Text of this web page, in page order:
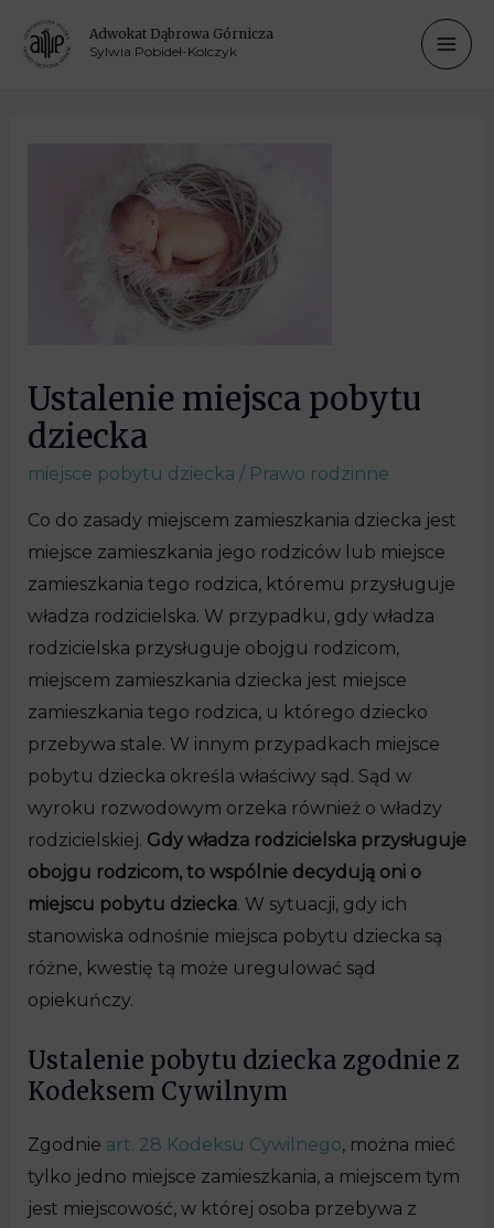
Adwokat Dąbrowa Górnicza
Sylwia Pobideł-Kolczyk
Ustalenie miejsca pobytu
dziecka
miejsce pobytu dziecka / Prawo rodzinne
Co do zasady miejscem zamieszkania dziecka jest
miejsce zamieszkania jego rodziców lub miejsce
zamieszkania tego rodzica, któremu przysługuje
władza rodzicielska. W przypadku, gdy władza
rodzicielska przysługuje obojgu rodzicom,
miejscem zamieszkania dziecka jest miejsce
zamieszkania tego rodzica, u którego dziecko
przebywa stale. W innym przypadkach miejsce
pobytu dziecka określa właściwy sąd. Sąd w
wyroku rozwodowym orzeka również o władzy
rodzicielskiej. Gdy władza rodzicielska przysługuje
obojgu rodzicom, to wspólnie decydują oni o
miejscu pobytu dziecka. W sytuacji, gdy ich
stanowiska odnośnie miejsca pobytu dziecka są
różne, kwestię tą może uregulować sąd
opiekuńczy.
Ustalenie pobytu dziecka zgodnie z
Kodeksem Cywilnym
Zgodnie art. 28 Kodeksu Cywilnego, można mieć
tylko jedno miejsce zamieszkania, a miejscem tym
jest miejscowość, w której osoba przebywa z